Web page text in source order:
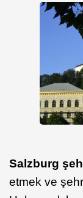
Salzburg
etmek ve